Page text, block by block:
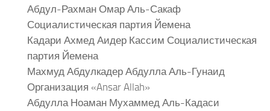
Абдул-Рахман Омар Аль-Сакаф
Социалистическая партия Йемена
Кадари Ахмед Аидер Кассим Социалистическая
партия Йемена
Махмуд Абдулкадер Абдулла Аль-Гунаид
Организация «Ansar Allah»
Абдулла Ноаман Мухаммед Аль-Кадаси